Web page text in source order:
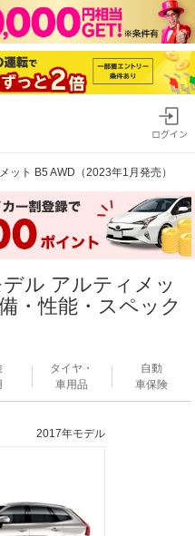
ログイン
ット B5 AWD（2023年1月発売）
ル アルティメッ
・性能・スペック
タイヤ・
車用品
自動
車保険
2017年モデル